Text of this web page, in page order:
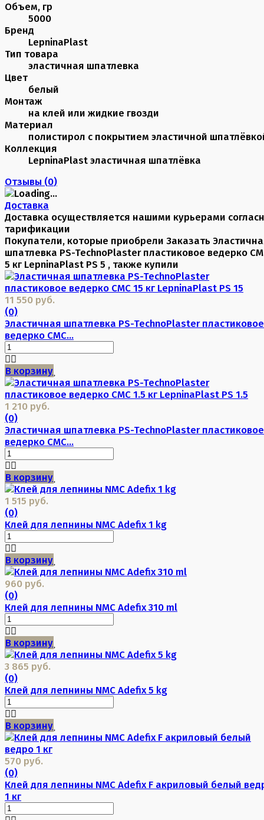
Объем, гр
5000
Бренд
LepninaPlast
Тип товара
эластичная шпатлевка
Цвет
белый
Монтаж
на клей или жидкие гвозди
Материал
полистирол с покрытием эластичной
Коллекция
LepninaPlast эластичная шпатлёвка
Отзывы (0)
Доставка
Доставка осуществляется нашими курьерами
тарификации
Покупатели, которые приобрели Заказать
шпатлевка PS-TechnoPlaster пластиковое ведерко
5 кг LepninaPlast PS 5 , также купили
11 550 руб.
(0)
Эластичная шпатлевка PS-TechnoPlaster пластиковое
ведерко CMC...
В корзину
1 210 руб.
(0)
Эластичная шпатлевка PS-TechnoPlaster пластиковое
ведерко CMC...
В корзину
1 515 руб.
(0)
Клей для лепнины NMC Adefix 1 kg
В корзину
960 руб.
(0)
Клей для лепнины NMC Adefix 310 ml
В корзину
3 865 руб.
(0)
Клей для лепнины NMC Adefix 5 kg
В корзину
570 руб.
(0)
Клей для лепнины NMC Adefix F акриловый белый
1 кг